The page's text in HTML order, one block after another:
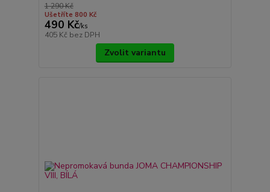
1 290 Kč
Ušetříte 800 Kč
490 Kč/ks
405 Kč bez DPH
Zvolit variantu